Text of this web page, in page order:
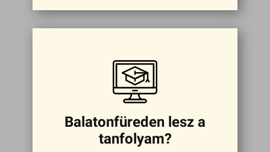
Balatonfüreden lesz a
tanfolyam?